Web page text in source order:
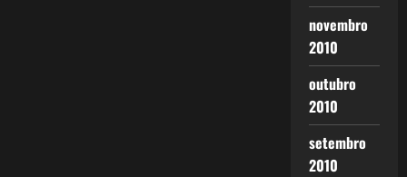
novembro
2010
outubro
2010
setembro
2010